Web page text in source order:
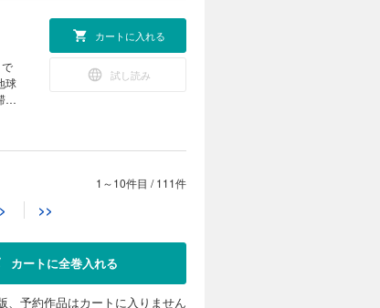
ひ
最
キ
球
在
雀
研
災
カートに入れる
試し読み
こ
に
カートに入れる
1～10件目 /111件
> >>
カートに全巻入れる
、予約作品はカートに入りません